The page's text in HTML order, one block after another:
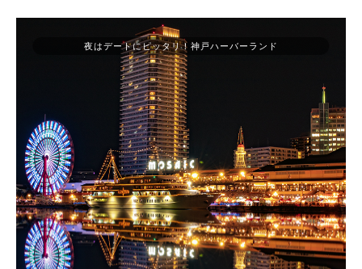
夜はデートにピッタリ！神戸ハーバーランド